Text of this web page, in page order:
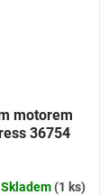
motorem
36754
Skladem(1 ks)